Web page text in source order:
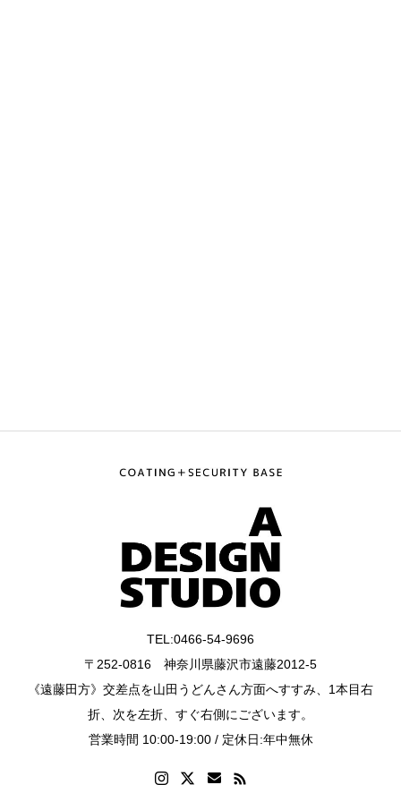
TEL:0466-54-9696
〒252-0816 神奈川県藤沢市遠藤2012-5
《遠藤田方》交差点を山田うどんさん方面へすすみ、1本目右
折、次を左折、すぐ右側にございます。
営業時間 10:00-19:00 / 定休日:年中無休